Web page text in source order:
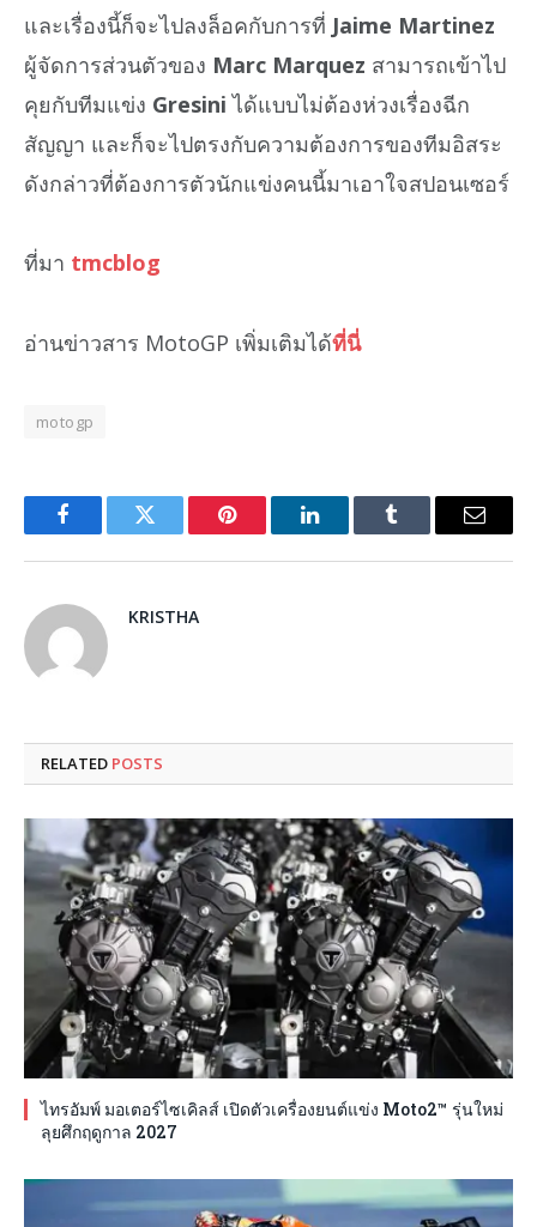
และเรื่องนี้ก็จะไปลงล็อคกับการที่ Jaime Martinez
ผู้จัดการส่วนตัวของ Marc Marquez สามารถเข้าไป
คุยกับทีมแข่ง Gresini ได้แบบไม่ต้องห่วงเรื่องฉีก
สัญญา และก็จะไปตรงกับความต้องการของทีมอิสระ
ดังกล่าวที่ต้องการตัวนักแข่งคนนี้มาเอาใจสปอนเซอร์
ที่มา tmcblog
อ่านข่าวสาร MotoGP เพิ่มเติมได้ที่นี่
motogp
FacebookTwitter Pinterest LinkedInTumblr Email
KRISTHA
RELATED POSTS
ไทรอัมพ์ มอเตอร์ไซเคิลส์ เปิดตัวเครื่องยนต์แข่ง Moto2™ รุ่นใหม่
ลุยศึกฤดูกาล 2027